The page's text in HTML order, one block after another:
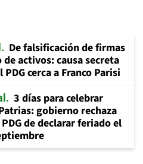
De falsificación de firmas
de activos: causa secreta
cerca a Franco Parisi
3 días para celebrar
gobierno rechaza
de declarar feriado el